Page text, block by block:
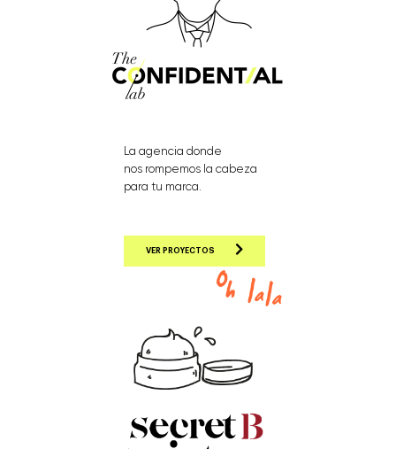
La agencia donde
nos rompemos la cabeza
para tu marca.
VER PROYECTOS